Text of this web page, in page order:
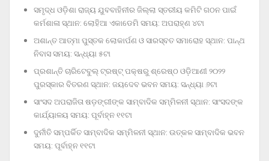
ସମୃଦ୍ଧ ଓଡ଼ିଶା ରାଜ୍ୟ ଯୁବବାହିନୀର ଜିଲ୍ଲା ସ୍ତରୀୟ କମିଟି ଗଠନ ପାଇଁ
କର୍ମଶାଳା ସ୍ଥାନ: ଲୋହିଆ ଏକାଡେମି ସମୟ: ଅପରାହ୍‌ଣ ୪ଟା
ଅଶାନ୍ତ ଆତ୍ମା ପୁସ୍ତକ ଲୋକାର୍ପଣ ଓ ସାରସ୍ବତ ସମାରୋହ ସ୍ଥାନ: ପାନ୍ଥ
ନିବାସ ସମୟ: ସନ୍ଧ୍ୟା ୫ଟା
ପ୍ରଶାନ୍ତି ଚାରିଟେବୁଲ୍‌ ଟ୍ରଷ୍ଟ୍‌ ପକ୍ଷରୁ ଶ୍ରେଷ୍ଠ ଓଡ଼ିଆଣୀ ୨୦୨୨
ପୁରସ୍କାର ବିତରଣ ସ୍ଥାନ: ଜୟଦେବ ଭବନ ସମୟ: ସନ୍ଧ୍ୟା ୬ଟା
ସାଂସଦ ଅପରାଜିତା ଷଡ଼ଙ୍ଗୀଙ୍କ ସାମ୍ବାଦିକ ସମ୍ମିଳନୀ ସ୍ଥାନ: ସାଂସଦଙ୍କ
କାର୍ଯ୍ୟାଳୟ ସମୟ: ପୂର୍ବାହ୍ନ ୧୧ଟା
ଦୁର୍ନୀତି ସମ୍ପର୍କିତ ସାମ୍ବାଦିକ ସମ୍ମିଳନୀ ସ୍ଥାନ: ଉତ୍କଳ ସାମ୍ବାଦିକ ଭବନ
ସମୟ: ପୂର୍ବାହ୍ନ ୧୧ଟା